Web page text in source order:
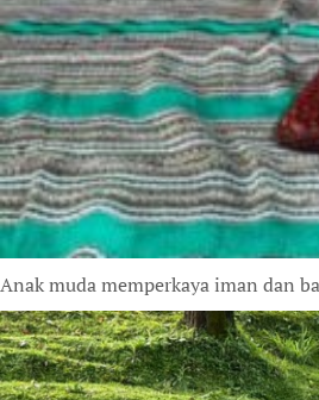
Anak muda memperkaya iman dan